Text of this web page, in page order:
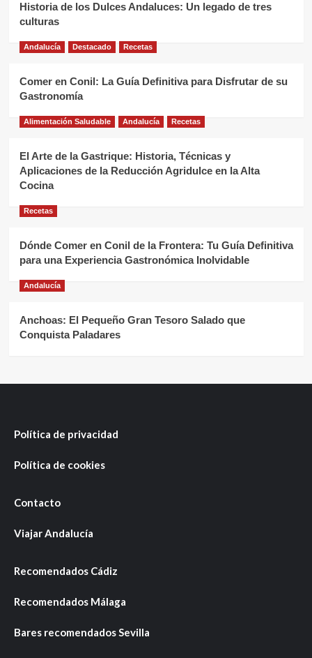
Historia de los Dulces Andaluces: Un legado de tres
culturas
Andalucía Destacado Recetas
Comer en Conil: La Guía Definitiva para Disfrutar de su
Gastronomía
Alimentación Saludable Andalucía Recetas
El Arte de la Gastrique: Historia, Técnicas y
Aplicaciones de la Reducción Agridulce en la Alta
Cocina
Recetas
Dónde Comer en Conil de la Frontera: Tu Guía Definitiva
para una Experiencia Gastronómica Inolvidable
Andalucía
Anchoas: El Pequeño Gran Tesoro Salado que
Conquista Paladares
Política de privacidad
Política de cookies
Contacto
Viajar Andalucía
Recomendados Cádiz
Recomendados Málaga
Bares recomendados Sevilla